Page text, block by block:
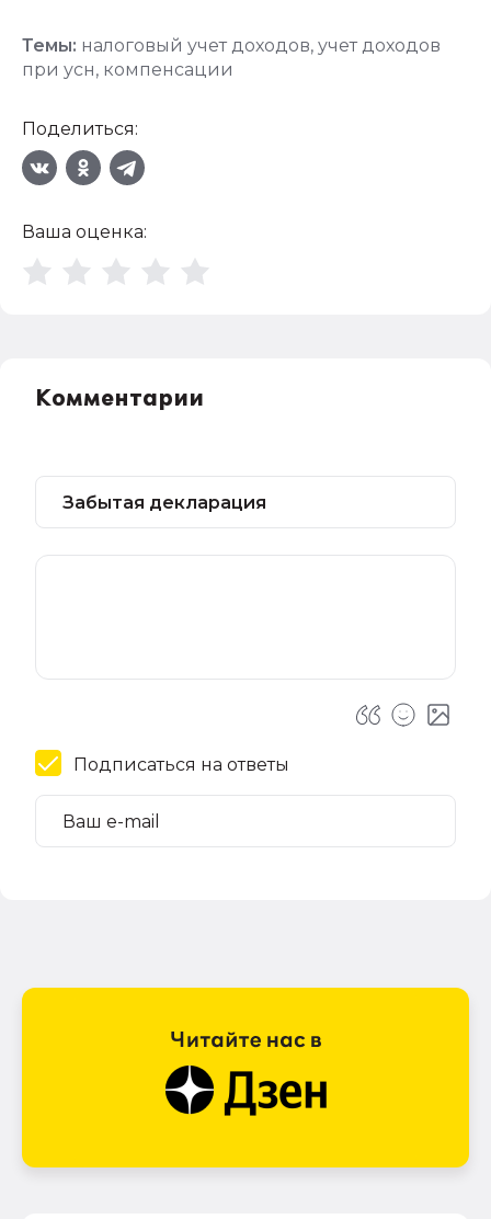
Темы: налоговый учет доходов, учет доходов
при усн, компенсации
Поделиться:
Ваша оценка:
Комментарии
Подписаться на ответы